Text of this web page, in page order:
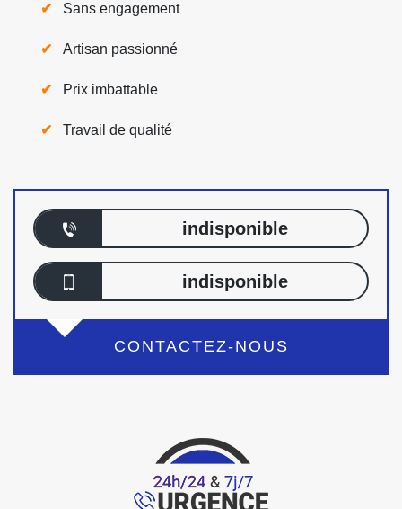
Sans engagement
Artisan passionné
Prix imbattable
Travail de qualité
indisponible
indisponible
CONTACTEZ-NOUS